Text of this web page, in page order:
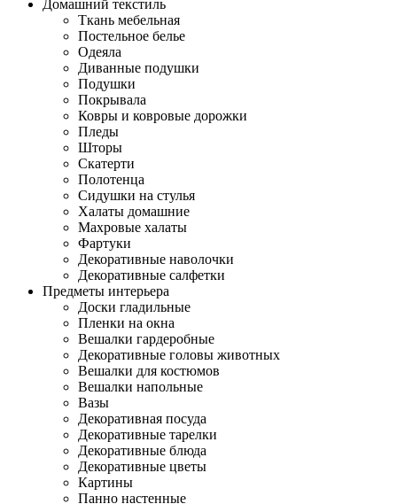
Домашний текстиль
Ткань мебельная
Постельное белье
Одеяла
Диванные подушки
Подушки
Покрывала
Ковры и ковровые дорожки
Пледы
Шторы
Скатерти
Полотенца
Сидушки на стулья
Халаты домашние
Махровые халаты
Фартуки
Декоративные наволочки
Декоративные салфетки
Предметы интерьера
Доски гладильные
Пленки на окна
Вешалки гардеробные
Декоративные головы животных
Вешалки для костюмов
Вешалки напольные
Вазы
Декоративная посуда
Декоративные тарелки
Декоративные блюда
Декоративные цветы
Картины
Панно настенные